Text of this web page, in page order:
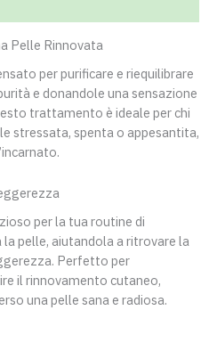
Pelle Rinnovata
per purificare e riequilibrare
e donandole una sensazione
trattamento è ideale per chi
stressata, spenta o appesantita,
per la tua routine di
pelle, aiutandola a ritrovare la
Perfetto per
il rinnovamento cutaneo,
una pelle sana e radiosa.